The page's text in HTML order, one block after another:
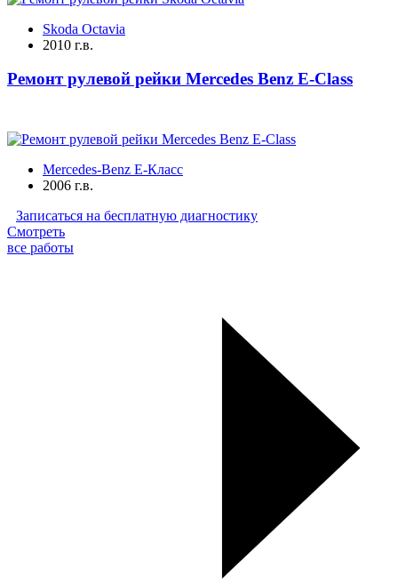
Skoda Octavia
2010 г.в.
Ремонт рулевой рейки Mercedes Benz E-Class
Mercedes-Benz E-Класс
2006 г.в.
Записаться на бесплатную диагностику
Смотреть
все работы